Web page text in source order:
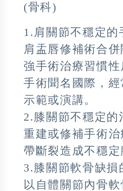
(骨科)
1.肩關節不穩定的
肩盂唇修補術合
強手術治療習慣
手術聞名國際，經
示範或演講。
2.膝關節不穩定的
重建或修補手術治
帶斷裂造成不穩定
3.膝關節軟骨缺損
以自體關節內骨